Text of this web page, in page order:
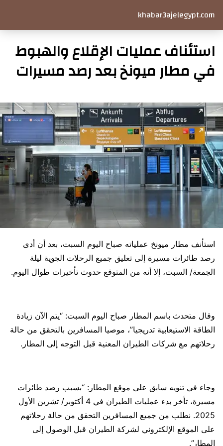
khabar3ajelegypt.com
استئناف عمليات الإقلاع والهبوط
في مطار ميونخ بعد رصد مسيرات
استأنف مطار ميونخ عملياته صباح اليوم السبت، بعد أن أدى
رصد طائرات مسيرة إلى تعليق جميع الرحلات الجوية ليلة
الجمعة/ السبت، إلا أنه من المتوقع حدوث تأخيرات طوال اليوم.
وقال متحدث باسم المطار صباح اليوم السبت: “يتم الآن زيادة
الطاقة الاستيعابية تدريجيا”، موصيا المسافرين بالتحقق من حالة
رحلاتهم مع شركات الطيران المعنية قبل التوجه إلى المطار.
وجاء في تنويه سابق على موقع المطار: “بسبب رصد طائرات
مسيرة، تأخر بدء عمليات الطيران في 4 أكتوبر/ تشرين الأول
2025. نطلب من جميع المسافرين التحقق من حالة رحلاتهم
على الموقع الإلكتروني لشركة الطيران قبل الوصول إلى
المطار”.